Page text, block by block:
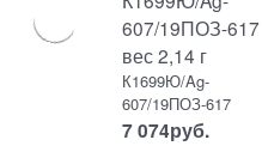
607/19ПОЗ-617
вес 2,14 г
К1699Ю/Ag-
607/19ПОЗ-617
7 074руб.